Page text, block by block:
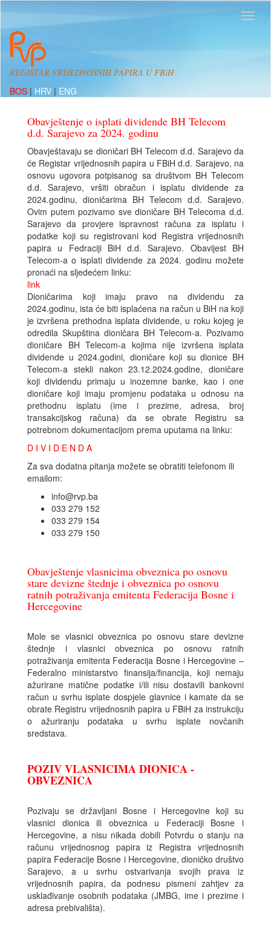
REGISTAR VRIJEDNOSNIH PAPIRA U FBiH
BOS | HRV | ENG
Obavještenje o isplati dividende BH Telecom
d.d. Sarajevo za 2024. godinu
Obavještavaju se dioničari BH Telecom d.d. Sarajevo da
će Registar vrijednosnih papira u FBiH d.d. Sarajevo, na
osnovu ugovora potpisanog sa društvom BH Telecom
d.d. Sarajevo, vršiti obračun i isplatu dividende za
2024.godinu, dioničarima BH Telecom d.d. Sarajevo.
Ovim putem pozivamo sve dioničare BH Telecoma d.d.
Sarajevo da provjere ispravnost računa za isplatu i
podatke koji su registrovani kod Registra vrijednosnih
papira u Fedraciji BiH d.d. Sarajevo. Obavijest BH
Telecom-a o isplati dividende za 2024. godinu možete
pronaći na sljedećem linku:
link
Dioničarima koji imaju pravo na dividendu za
2024.godinu, ista će biti isplaćena na račun u BiH na koji
je izvršena prethodna isplata dividende, u roku kojeg je
odredila Skupština dioničara BH Telecom-a. Pozivamo
dioničare BH Telecom-a kojima nije izvršena isplata
dividende u 2024.godini, dioničare koji su dionice BH
Telecom-a stekli nakon 23.12.2024.godine, dioničare
koji dividendu primaju u inozemne banke, kao i one
dioničare koji imaju promjenu podataka u odnosu na
prethodnu isplatu (ime i prezime, adresa, broj
transakcijskog računa) da se obrate Registru sa
potrebnom dokumentacijom prema uputama na linku:
D I V I D E N D A
Za sva dodatna pitanja možete se obratiti telefonom ili
emailom:
info@rvp.ba
033 279 152
033 279 154
033 279 150
Obavještenje vlasnicima obveznica po osnovu
stare devizne štednje i obveznica po osnovu
ratnih potraživanja emitenta Federacija Bosne i
Hercegovine
Mole se vlasnici obveznica po osnovu stare devizne
štednje i vlasnici obveznica po osnovu ratnih
potraživanja emitenta Federacija Bosne i Hercegovine –
Federalno ministarstvo finansija/financija, koji nemaju
ažurirane matične podatke i/ili nisu dostavili bankovni
račun u svrhu isplate dospjele glavnice i kamate da se
obrate Registru vrijednosnih papira u FBiH za instrukciju
o ažuriranju podataka u svrhu isplate novčanih
sredstava.
POZIV VLASNICIMA DIONICA -
OBVEZNICA
Pozivaju se državljani Bosne i Hercegovine koji su
vlasnici dionica ili obveznica u Federaciji Bosne i
Hercegovine, a nisu nikada dobili Potvrdu o stanju na
računu vrijednosnog papira iz Registra vrijednosnih
papira Federacije Bosne i Hercegovine, dioničko društvo
Sarajevo, a u svrhu ostvarivanja svojih prava iz
vrijednosnih papira, da podnesu pismeni zahtjev za
usklađivanje osobnih podataka (JMBG, ime i prezime i
adresa prebivališta).